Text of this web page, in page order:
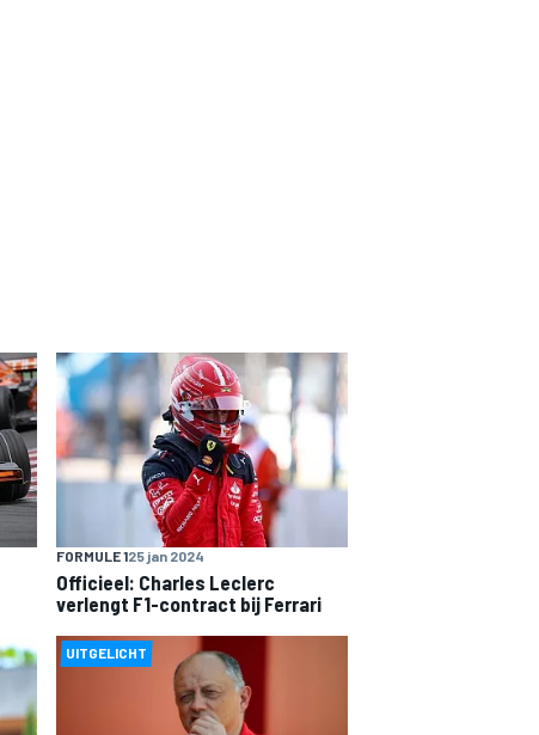
FORMULE 125 jan 2024
Officieel: Charles Leclerc
verlengt F1-contract bij Ferrari
UITGELICHT